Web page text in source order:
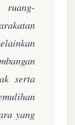
ruang-
serta
yang